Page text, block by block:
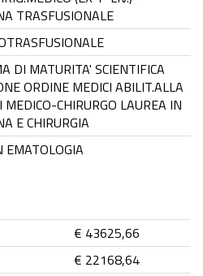
TRASFUSIONALE
DI MATURITA' SCIENTIFICA
ORDINE MEDICI ABILIT.ALLA
MEDICO-CHIRURGO LAUREA IN
E CHIRURGIA
EMATOLOGIA
€ 43625,66
€ 22168,64